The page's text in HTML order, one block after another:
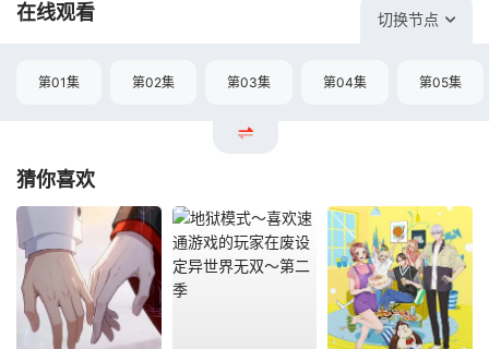
在线观看 切换节点
第01集 第02集 第03集 第04集 第05集
猜你喜欢